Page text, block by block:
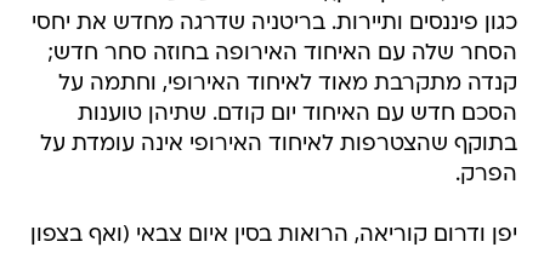
כגון פיננסים ותיירות. בריטניה שדרגה מחדש את יחסי
הסחר שלה עם האיחוד האירופה בחוזה סחר חדש;
קנדה מתקרבת מאוד לאיחוד האירופי, וחתמה על
הסכם חדש עם האיחוד יום קודם. שתיהן טוענות
בתוקף שהצטרפות לאיחוד האירופי אינה עומדת על
הפרק.
יפן ודרום קוריאה, הרואות בסין איום צבאי (ואף בצפון